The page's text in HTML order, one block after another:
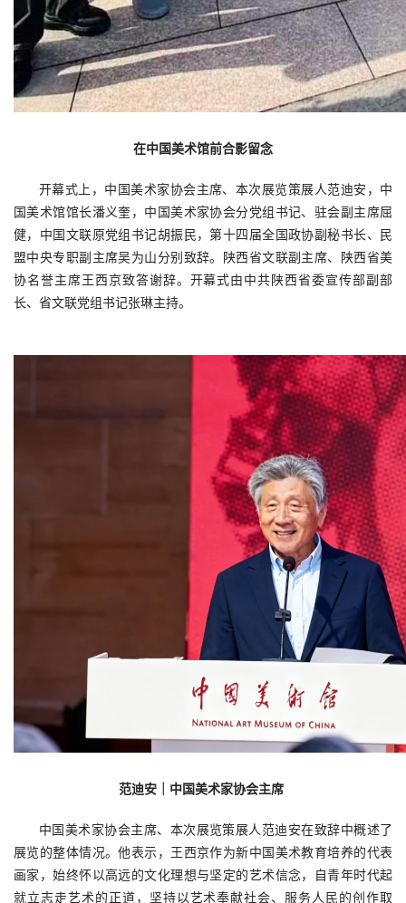
在中国美术馆前合影留念
开幕式上，中国美术家协会主席、本次展览策展人范迪安，中
国美术馆馆长潘义奎，中国美术家协会分党组书记、驻会副主席屈
健，中国文联原党组书记胡振民，第十四届全国政协副秘书长、民
盟中央专职副主席吴为山分别致辞。陕西省文联副主席、陕西省美
协名誉主席王西京致答谢辞。开幕式由中共陕西省委宣传部副部
长、省文联党组书记张琳主持。
范迪安｜中国美术家协会主席
中 国美术家协会主席、本次展览策展人范迪安在致辞中概述了
展览的整体情况。他表示，王西京作为新中国美术教育培养的代表
画家，始终怀以高远的文化理想与坚定的艺术信念，自青年时代起
就立志走艺术的正道，坚持以艺术奉献社会、服务人民的创作取